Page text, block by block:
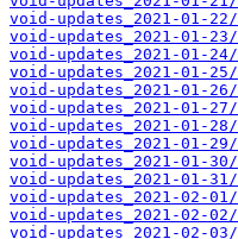
void-updates_2021-01-22/
void-updates_2021-01-23/
void-updates_2021-01-24/
void-updates_2021-01-25/
void-updates_2021-01-26/
void-updates_2021-01-27/
void-updates_2021-01-28/
void-updates_2021-01-29/
void-updates_2021-01-30/
void-updates_2021-01-31/
void-updates_2021-02-01/
void-updates_2021-02-02/
void-updates_2021-02-03/